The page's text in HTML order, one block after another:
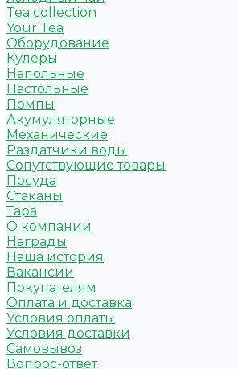
Tea collection
Your Tea
Оборудование
Кулеры
Напольные
Настольные
Помпы
Акумуляторные
Механические
Раздатчики воды
Сопутствующие товары
Посуда
Стаканы
Тара
О компании
Награды
Наша история
Вакансии
Покупателям
Оплата и доставка
Условия оплаты
Условия доставки
Самовывоз
Вопрос-ответ